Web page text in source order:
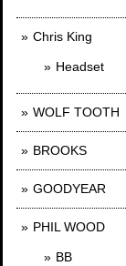
Chris King
Headset
WOLF TOOTH
BROOKS
GOODYEAR
PHIL WOOD
BB